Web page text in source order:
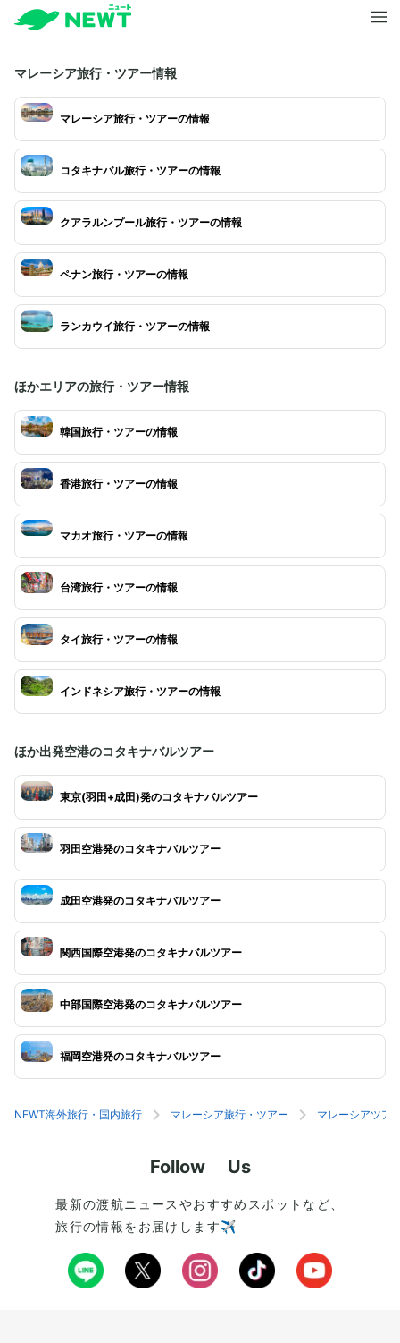
マレーシア旅行・ツアー情報
マレーシア旅行・ツアーの情報
コタキナバル旅行・ツアーの情報
クアラルンプール旅行・ツアーの情報
ペナン旅行・ツアーの情報
ランカウイ旅行・ツアーの情報
ほかエリアの旅行・ツアー情報
韓国旅行・ツアーの情報
香港旅行・ツアーの情報
マカオ旅行・ツアーの情報
台湾旅行・ツアーの情報
タイ旅行・ツアーの情報
インドネシア旅行・ツアーの情報
ほか出発空港のコタキナバルツアー
東京(羽田+成田)発のコタキナバルツアー
羽田空港発のコタキナバルツアー
成田空港発のコタキナバルツアー
関西国際空港発のコタキナバルツアー
中部国際空港発のコタキナバルツアー
福岡空港発のコタキナバルツアー
NEWT海外旅行・国内旅行 マレーシア旅行・ツアー マレーシアツア
Follow Us
最新の渡航ニュースやおすすめスポットなど、
旅行の情報をお届けします✈️